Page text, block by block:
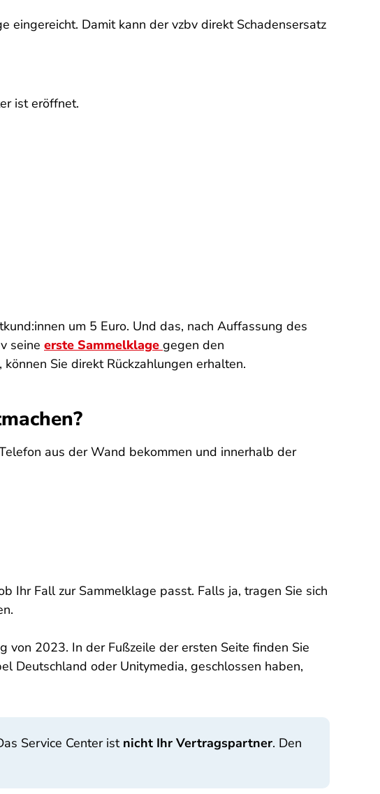
Damit kann der vzbv direkt Schadensersatz
ist eröffnet.
um 5 Euro. Und das, nach Auffassung des
seine erste Sammelklage gegen den
Sie direkt Rückzahlungen erhalten.
aus der Wand bekommen und innerhalb der
Ihr Fall zur Sammelklage passt. Falls ja, tragen Sie sich
von 2023. In der Fußzeile der ersten Seite finden Sie
Deutschland oder Unitymedia, geschlossen haben,
Service Center ist nicht Ihr Vertragspartner. Den